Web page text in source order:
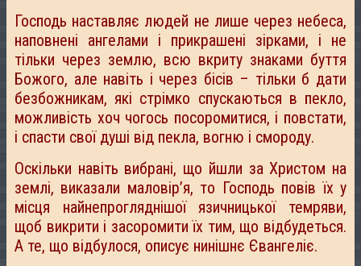
Господь наставляє людей не лише через небеса,
наповнені ангелами і прикрашені зірками, і не
тільки через землю, всю вкриту знаками буття
Божого, але навіть і через бісів – тільки б дати
безбожникам, які стрімко спускаються в пекло,
можливість хоч чогось посоромитися, і повстати,
і спасти свої душі від пекла, вогню і смороду.
Оскільки навіть вибрані, що йшли за Христом на
землі, виказали маловір’я, то Господь повів їх у
місця найнепрогляднішої язичницької темряви,
щоб викрити і засоромити їх тим, що відбудеться.
А те, що відбулося, описує нинішнє Євангеліє.